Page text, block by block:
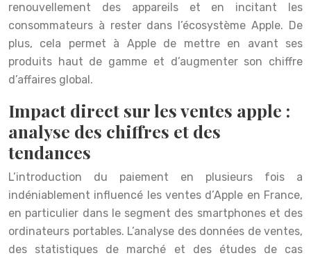
renouvellement des appareils et en incitant les
consommateurs à rester dans l’écosystème Apple. De
plus, cela permet à Apple de mettre en avant ses
produits haut de gamme et d’augmenter son chiffre
d’affaires global.
Impact direct sur les ventes apple :
analyse des chiffres et des
tendances
L’introduction du paiement en plusieurs fois a
indéniablement influencé les ventes d’Apple en France,
en particulier dans le segment des smartphones et des
ordinateurs portables. L’analyse des données de ventes,
des statistiques de marché et des études de cas